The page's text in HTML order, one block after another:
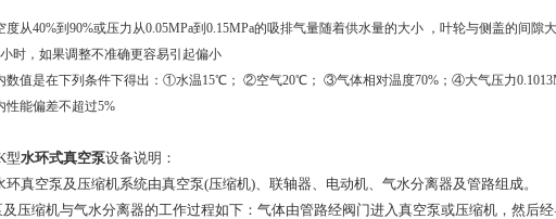
度从40%到90%或压力从0.05MPa到0.15MPa的吸排气量随着供水量的大小 ，叶轮与侧盖的间
时，如果调整不准确更容易引起偏小
数值是在下列条件下得出：①水温15℃； ②空气20℃； ③气体相对温度70%；④大气压力
性能偏差不超过5%
型水环式真空泵设备说明：
环真空泵及压缩机系统由真空泵(压缩机)、联轴器、电动机、气水分离器及管路组成。
及压缩机与气水分离器的工作过程如下：气体由管路经阀门进入真空泵或压缩机，然后